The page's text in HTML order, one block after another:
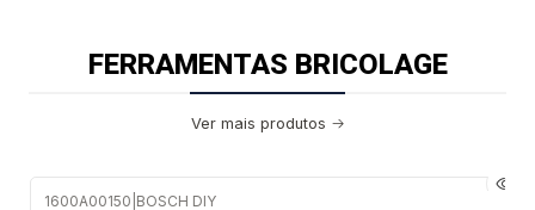
FERRAMENTAS BRICOLAGE
Ver mais produtos
1600A00150 BOSCH DIY